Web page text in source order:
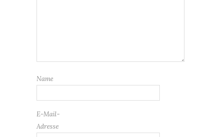
Name
E-Mail-
Adresse